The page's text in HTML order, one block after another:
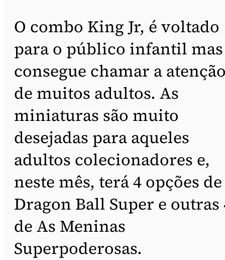
O combo King Jr, é voltado
para o público infantil mas
consegue chamar a
de muitos adultos. As
miniaturas são muito
desejadas para aqueles
adultos colecionadores e,
neste mês, terá 4 opções de
Dragon Ball Super e outras
de As Meninas
Superpoderosas.